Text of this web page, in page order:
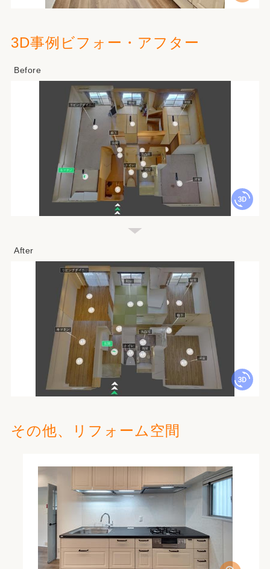
3D事例ビフォー・アフター
その他、リフォーム空間